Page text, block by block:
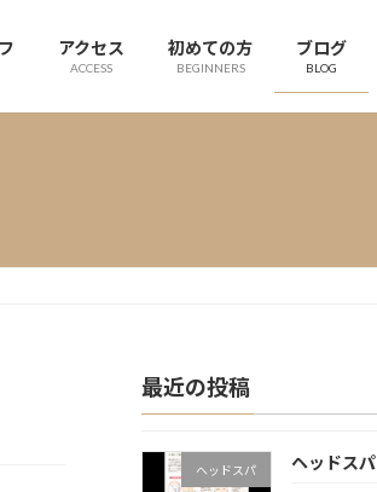
アクセス
ACCESS
初めての方
BEGINNERS
ブログ
BLOG
最近の投稿
ヘッドスパ ヘッドスパ